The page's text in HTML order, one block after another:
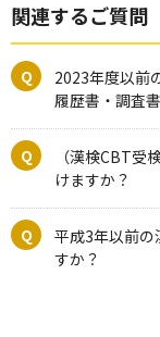
関連するご質問
2023年度以前
履歴書・調査
（漢検CBT受
けますか？
平成3年以前の
すか？